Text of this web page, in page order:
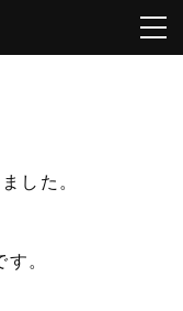
した。
。